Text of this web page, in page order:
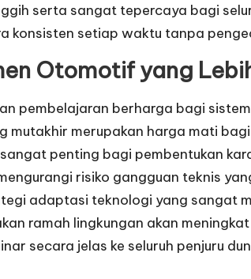
serta sangat tepercaya bagi
konsisten setiap waktu tanpa
Otomotif yang
pembelajaran berharga bagi
merupakan harga mati
penting bagi pembentukan
risiko gangguan teknis
adaptasi teknologi yang sangat
ramah lingkungan akan
secara jelas ke seluruh penjuru